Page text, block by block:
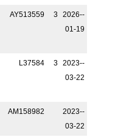
AY513559 3
2026-­
01-19
L37584 3
2023-­
03-22
AM158982
2023-­
03-22